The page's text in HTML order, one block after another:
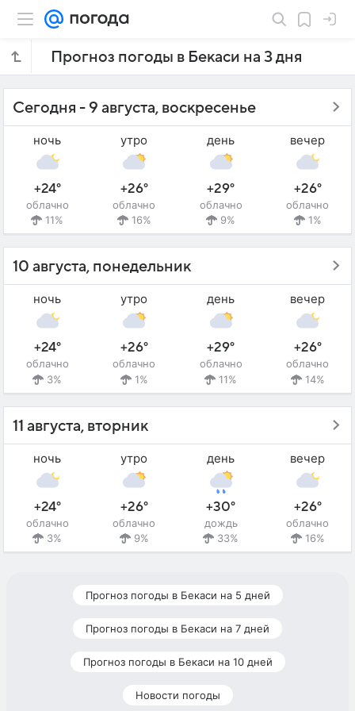
Прогноз погоды в Бекаси на 3 дня
Сегодня - 9 августа, воскресенье
ночь
+24°
облачно
11%
утро
+26°
облачно
16%
день
+29°
облачно
9%
вечер
+26°
облачно
1%
10 августа, понедельник
ночь
+24°
облачно
3%
утро
+26°
облачно
1%
день
+29°
облачно
11%
вечер
+26°
облачно
14%
11 августа, вторник
ночь
+24°
облачно
3%
утро
+26°
облачно
9%
день
+30°
дождь
33%
вечер
+26°
облачно
16%
Прогноз погоды в Бекаси на 5 дней
Прогноз погоды в Бекаси на 7 дней
Прогноз погоды в Бекаси на 10 дней
Новости погоды